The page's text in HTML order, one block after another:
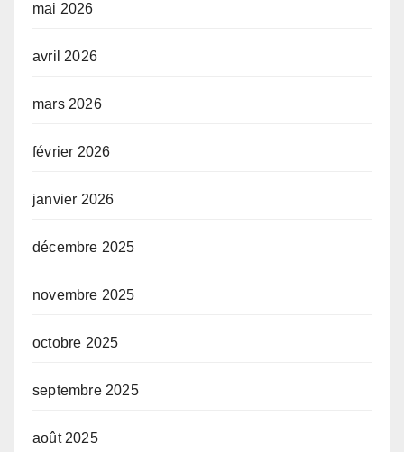
mai 2026
avril 2026
mars 2026
février 2026
janvier 2026
décembre 2025
novembre 2025
octobre 2025
septembre 2025
août 2025